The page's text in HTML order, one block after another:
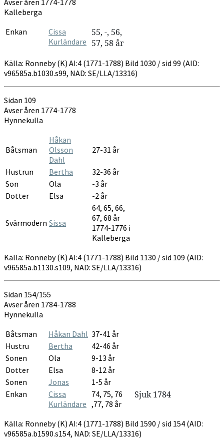
Kalleberga
Enkan
Cissa
Kurländare
55, -, 56,
57, 58 år
Källa: Ronneby (K) AI:4 (1771-1788) Bild 1030 / sid 99 (AID:
v96585a.b1030.s99, NAD: SE/LLA/13316)
Sidan 109
Avser åren 1774-1778
Hynnekulla
Båtsman
Håkan
Olsson
Dahl
27-31 år
Hustrun Bertha
32-36 år
Son
Ola
-3 år
Dotter
Elsa -2 år
Svärmodern Sissa
64, 65, 66,
67, 68 år
1774-1776 i
Kalleberga
Källa: Ronneby (K) AI:4 (1771-1788) Bild 1130 / sid 109 (AID:
v96585a.b1130.s109, NAD: SE/LLA/13316)
Sidan 154/155
Avser åren 1784-1788
Hynnekulla
Båtsman
Håkan Dahl 37-41 år
Hustru
Bertha
42-46 år
Sonen
Ola
9-13 år
Dotter
Elsa
8-12 år
Sonen
Jonas
1-5 år
Enkan
Cissa
Kurländare
74, 75, 76
,77, 78 år
Sjuk 1784
Källa: Ronneby (K) AI:4 (1771-1788) Bild 1590 / sid 154 (AID:
v96585a.b1590.s154, NAD: SE/LLA/13316)